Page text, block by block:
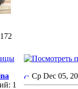
1
Ср Dec 05,